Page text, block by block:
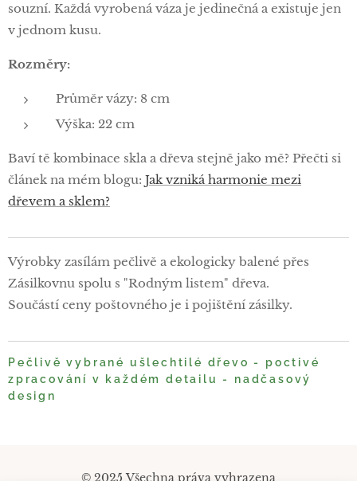
souzní. Každá vyrobená váza je jedinečná a existuje jen
v jednom kusu.
Rozměry:
Průměr vázy: 8 cm
Výška: 22 cm
Baví tě kombinace skla a dřeva stejně jako mě? Přečti si
článek na mém blogu: Jak vzniká harmonie mezi
dřevem a sklem?
Výrobky zasílám pečlivě a ekologicky balené přes
Zásilkovnu spolu s "Rodným listem" dřeva.
Součástí ceny poštovného je i pojištění zásilky.
Pečlivě vybrané ušlechtilé dřevo - poctivé
zpracování v každém detailu - nadčasový
design
© 2025 Všechna práva vyhrazena